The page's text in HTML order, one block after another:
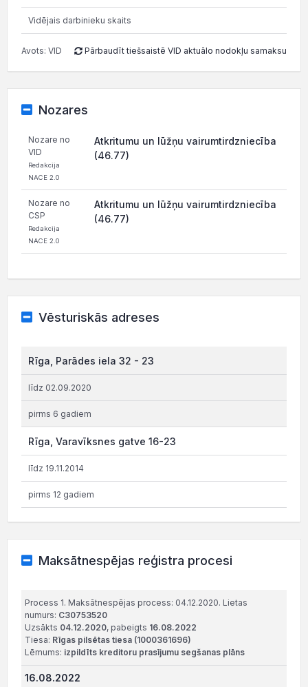
Vidējais darbinieku skaits
Avots: VID Pārbaudīt tiešsaistē VID aktuālo nodokļu samaksu
Nozares
Nozare no
VID
Redakcija
NACE 2.0
Atkritumu un lūžņu vairumtirdzniecība
(46.77)
Nozare no
CSP
Redakcija
NACE 2.0
Atkritumu un lūžņu vairumtirdzniecība
(46.77)
Vēsturiskās adreses
Rīga, Parādes iela 32 - 23
līdz 02.09.2020
pirms 6 gadiem
Rīga, Varavīksnes gatve 16-23
līdz 19.11.2014
pirms 12 gadiem
Maksātnespējas reģistra procesi
Process 1. Maksātnespējas process: 04.12.2020. Lietas
numurs: C30753520
Uzsākts 04.12.2020, pabeigts 16.08.2022
Tiesa: Rīgas pilsētas tiesa (1000361696)
Lēmums: izpildīts kreditoru prasījumu segšanas plāns
16.08.2022